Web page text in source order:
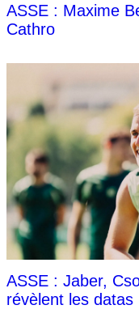
ASSE : Maxime
Cathro
ASSE : Jaber,
révèlent les datas